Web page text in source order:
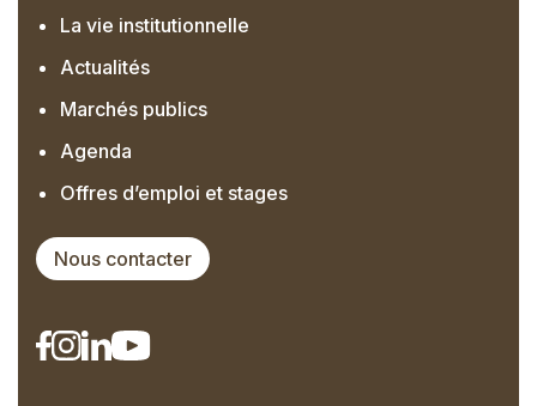
La vie institutionnelle
Actualités
Marchés publics
Agenda
Offres d’emploi et stages
Nous contacter